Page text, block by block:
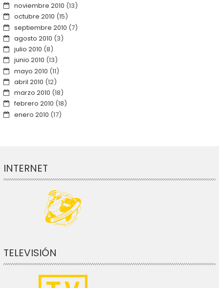
noviembre 2010 (13)
octubre 2010 (15)
septiembre 2010 (7)
agosto 2010 (3)
julio 2010 (8)
junio 2010 (13)
mayo 2010 (11)
abril 2010 (12)
marzo 2010 (18)
febrero 2010 (18)
enero 2010 (17)
INTERNET
TELEVISIÓN